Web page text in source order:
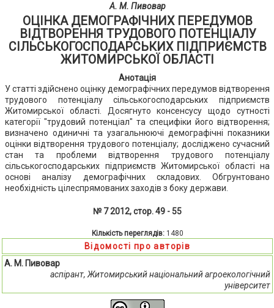
А. М. Пивовар
ОЦІНКА ДЕМОГРАФІЧНИХ ПЕРЕДУМОВ
ВІДТВОРЕННЯ ТРУДОВОГО ПОТЕНЦІАЛУ
СІЛЬСЬКОГОСПОДАРСЬКИХ ПІДПРИЄМСТВ
ЖИТОМИРСЬКОЇ ОБЛАСТІ
Анотація
У статті здійснено оцінку демографічних передумов відтворення
трудового потенціалу сільськогосподарських підприємств
Житомирської області. Досягнуто консенсусу щодо сутності
категорії "трудовий потенціал" та специфіки його відтворення;
визначено одиничні та узагальнюючі демографічні показники
оцінки відтворення трудового потенціалу; досліджено сучасний
стан та проблеми відтворення трудового потенціалу
сільськогосподарських підприємств Житомирської області на
основі аналізу демографічних складових. Обгрунтовано
необхідність цілеспрямованих заходів з боку держави.
№ 7 2012, стор. 49 - 55
Кількість переглядів: 1480
Відомості про авторів
А. М. Пивовар
аспірант, Житомирський національний агроекологічний
університет